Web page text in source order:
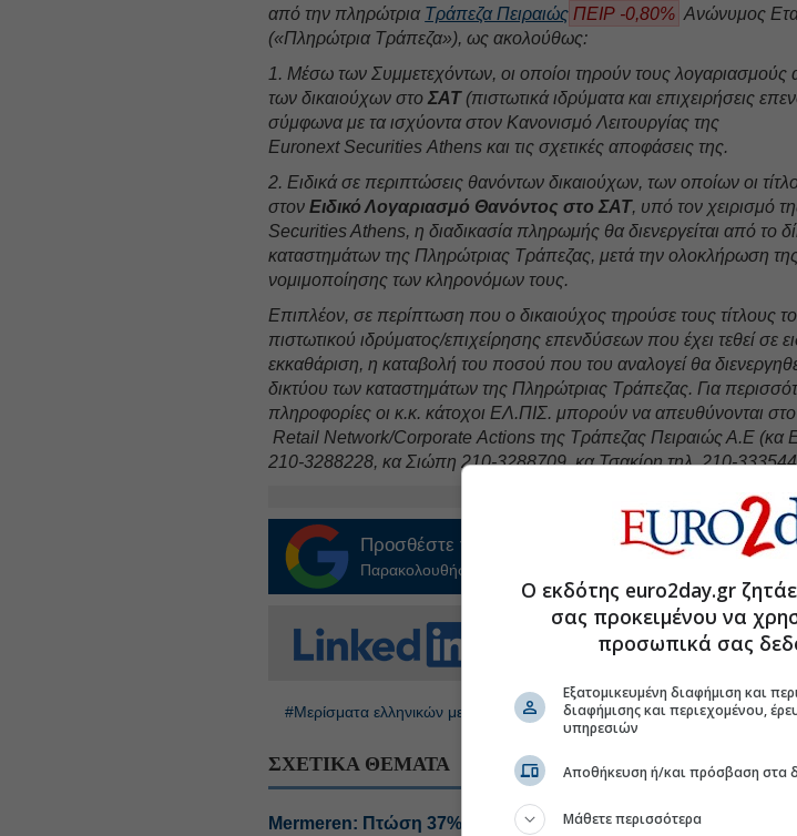
από την πληρώτρια Τράπεζα Πειραιώς ΠΕΙΡ -0,80% Ανώνυμος
(«Πληρώτρια Τράπεζα»), ως ακολούθως:
1. Μέσω των Συμμετεχόντων, οι οποίοι τηρούν τους λογαριασμούς
των δικαιούχων στοΣΑΤ(πιστωτικά ιδρύματα και επιχειρήσεις
σύμφωνα με τα ισχύοντα στον Κανονισμό Λειτουργίας της
Euronext Securities Athens και τις σχετικές αποφάσεις της.
2. Ειδικά σε περιπτώσεις θανόντων δικαιούχων, των οποίων οι
στονΕιδικό Λογαριασμό Θανόντος στο ΣΑΤ, υπό τον χειρισμό
Securities Athens, η διαδικασία πληρωμής θα διενεργείται από το
καταστημάτων της Πληρώτριας Τράπεζας, μετά την ολοκλήρωση
νομιμοποίησης των κληρονόμων τους.
Επιπλέον, σε περίπτωση που ο δικαιούχος τηρούσε τους τίτλους
πιστωτικού ιδρύματος/επιχείρησης επενδύσεων που έχει τεθεί σε
εκκαθάριση, η καταβολή του ποσού που του αναλογεί θα
δικτύου των καταστημάτων της Πληρώτριας Τράπεζας. Για
πληροφορίες οι κ.κ. κάτοχοι ΕΛ.ΠΙΣ. μπορούν να απευθύνονται
Retail Network/Corporate Actions της Τράπεζας Πειραιώς Α.Ε (κα
210-3288228, κα Σιώπη 210-3288709, κα Τσακίρη τηλ. 210-
Προσθέστε το στοGoogle Discover!
Παρακολουθήστε τις εξελίξεις με την υπογραφη εγκυρότητας
FOLLOW US
Ακολουθήστε τη σελίδα του Euro2day.gr
#Μερίσματα ελληνικών μετοχών #Mermeren Kombinat
ΣΧΕΤΙΚΑ ΘΕΜΑΤΑ
Mermeren: Πτώση 37% στις πωλήσεις λόγω Κίνας και
Ο εκδότης euro2day.gr
σας προκειμένου να
προσωπικά σας
Εξατομικευμένη διαφήμιση και
διαφήμισης και περιεχομένου,
υπηρεσιών
Αποθήκευση ή/και πρόσβαση στα
Μάθετε περισσότερα